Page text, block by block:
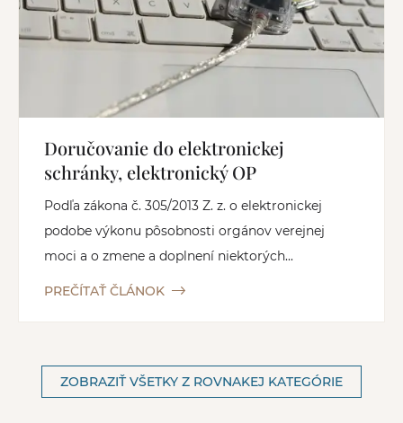
Doručovanie do elektronickej
schránky, elektronický OP
Podľa zákona č. 305/2013 Z. z. o elektronickej
podobe výkonu pôsobnosti orgánov verejnej
moci a o zmene a doplnení niektorých...
PREČÍTAŤ ČLÁNOK
ZOBRAZIŤ VŠETKY Z ROVNAKEJ KATEGÓRIE